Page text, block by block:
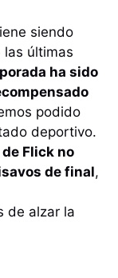
siendo
últimas
ha sido
podido
deportivo.
Flick no
de final,
de alzar la